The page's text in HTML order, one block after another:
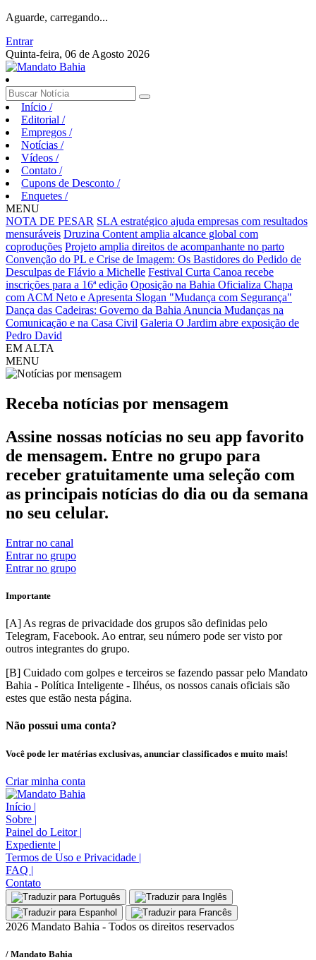
Aguarde, carregando...
Entrar
Quinta-feira, 06 de Agosto 2026
Início /
Editorial /
Empregos /
Notícias /
Vídeos /
Contato /
Cupons de Desconto /
Enquetes /
MENU
NOTA DE PESAR SLA estratégico ajuda empresas com resultados
mensuráveis Druzina Content amplia alcance global com
coproduções Projeto amplia direitos de acompanhante no parto
Convenção do PL e Crise de Imagem: Os Bastidores do Pedido de
Desculpas de Flávio a Michelle Festival Curta Canoa recebe
inscrições para a 16ª edição Oposição na Bahia Oficializa Chapa
com ACM Neto e Apresenta Slogan "Mudança com Segurança"
Dança das Cadeiras: Governo da Bahia Anuncia Mudanças na
Comunicação e na Casa Civil Galeria O Jardim abre exposição de
Pedro David
EM ALTA
MENU
Receba notícias por mensagem
Assine nossas notícias no seu app favorito
de mensagem. Entre no grupo para
receber gratuitamente uma seleção com
as principais notícias do dia ou da semana
no seu celular.
Entrar no canal
Entrar no grupo
Entrar no grupo
Importante
[A] As regras de privacidade dos grupos são definidas pelo
Telegram, Facebook. Ao entrar, seu número pode ser visto por
outros integrantes do grupo.
[B] Cuidado com golpes e terceiros se fazendo passar pelo Mandato
Bahia - Política Inteligente - Ilhéus, os nossos canais oficiais são
estes que estão nesta página.
Não possui uma conta?
Você pode ler matérias exclusivas, anunciar classificados e muito mais!
Criar minha conta
Início |
Sobre |
Painel do Leitor |
Expediente |
Termos de Uso e Privacidade |
FAQ |
Contato
2026 Mandato Bahia - Todos os direitos reservados
/ Mandato Bahia